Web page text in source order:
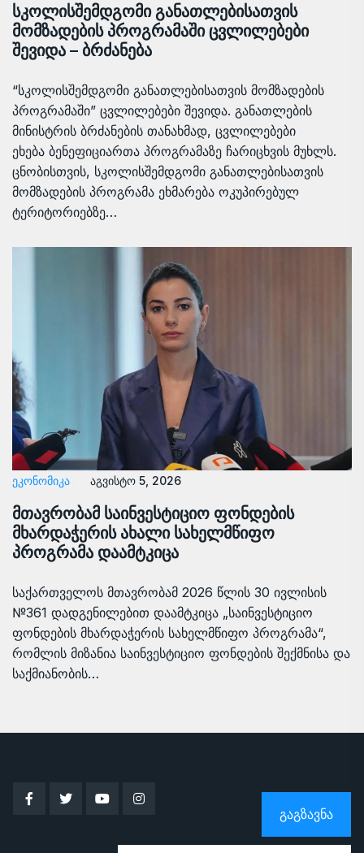
სკოლისშემდგომი განათლებისათვის
მომზადების პროგრამაში ცვლილებები
შევიდა – ბრძანება
“სკოლისშემდგომი განათლებისათვის მომზადების
პროგრამაში” ცვლილებები შევიდა. განათლების
მინისტრის ბრძანების თანახმად, ცვლილებები
ეხება ბენეფიციართა პროგრამაზე ჩარიცხვის მუხლს.
ცნობისთვის, სკოლისშემდგომი განათლებისათვის
მომზადების პროგრამა ეხმარება ოკუპირებულ
ტერიტორიებზე…
ᲔᲙᲝᲜᲝᲛᲘᲙᲐ აგვისტო 5, 2026
მთავრობამ საინვესტიციო ფონდების
მხარდაჭერის ახალი სახელმწიფო
პროგრამა დაამტკიცა
საქართველოს მთავრობამ 2026 წლის 30 ივლისის
№361 დადგენილებით დაამტკიცა „საინვესტიციო
ფონდების მხარდაჭერის სახელმწიფო პროგრამა“,
რომლის მიზანია საინვესტიციო ფონდების შექმნისა და
საქმიანობის…
ᲒᲐᲒᲖᲐᲕᲜᲐ